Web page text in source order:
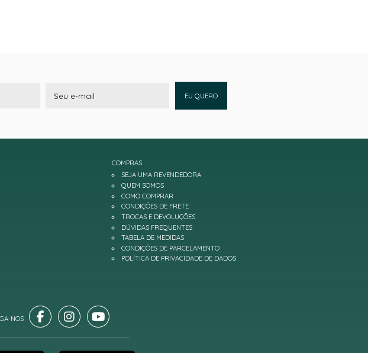
EU QUERO
COMPRAS
SEJA UMA REVENDEDORA
QUEM SOMOS
COMO COMPRAR
CONDIÇÕES DE FRETE
TROCAS E DEVOLUÇÕES
DÚVIDAS FREQUENTES
TABELA DE MEDIDAS
CONDIÇÕES DE PARCELAMENTO
POLÍTICA DE PRIVACIDADE DE DADOS